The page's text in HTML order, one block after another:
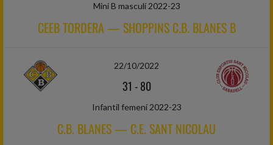
Mini B masculí 2022-23
CEEB TORDERA — SHOPPINS C.B. BLANES B
22/10/2022
31 -80
Infantil femení 2022-23
C.B. BLANES — C.E. SANT NICOLAU